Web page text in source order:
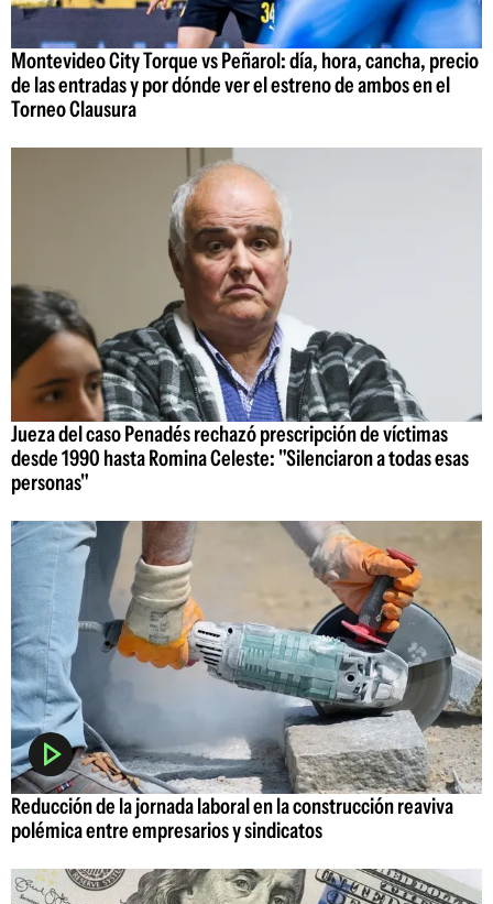
Montevideo City Torque vs Peñarol: día, hora, cancha, precio
de las entradas y por dónde ver el estreno de ambos en el
Torneo Clausura
Jueza del caso Penadés rechazó prescripción de víctimas
desde 1990 hasta Romina Celeste: "Silenciaron a todas esas
personas"
Reducción de la jornada laboral en la construcción reaviva
polémica entre empresarios y sindicatos